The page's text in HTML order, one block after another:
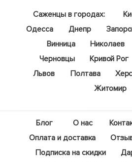
Саженцы в городах:
Одесса
Днепр
Винница
Николаев
Черновцы
Кривой Рог
Львов
Полтава
Житомир
Блог О нас
Оплата и доставка
Подписка на скидки